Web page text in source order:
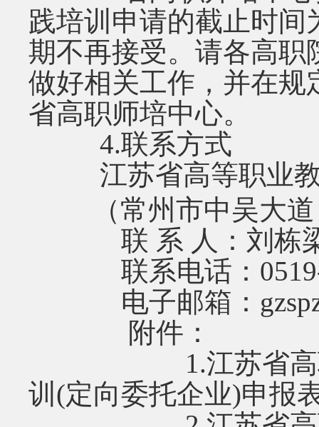
践培训申请的截止时间
期不再接受。请各高职
做好相关工作，并在规
省高职师培中心。
4.联系方式
江苏省高等职业教
（常州市中吴大
联 系 人：刘栋
联系电话：0519-
电子邮箱：
附件：
1.江苏省高职院
训(定向委托企业)申报